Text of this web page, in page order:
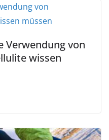
Verwendung von
wissen